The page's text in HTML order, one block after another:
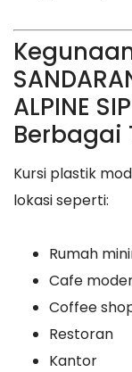
Kegunaan
ALPINE
Berbagai
Kursi plastik
lokasi seperti:
Rumah
Cafe
Coffee
Restoran
Kantor